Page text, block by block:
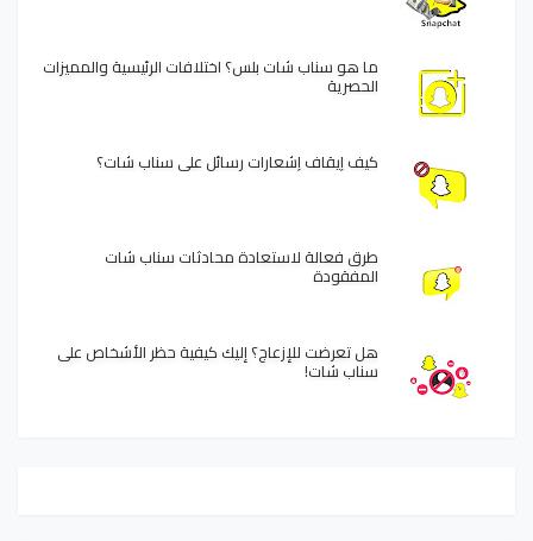
ما هو سناب شات بلس؟ اختلافات الرئيسية والمميزات
الحصرية
كيف إيقاف إشعارات رسائل على سناب شات؟
طرق فعالة لاستعادة محادثات سناب شات
المفقودة
هل تعرضت للإزعاج؟ إليك كيفية حظر الأشخاص على
سناب شات!